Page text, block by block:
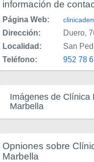
información de
Página Web:
Dirección:
Duero,
Localidad:
San
Teléfono:
952 78
Imágenes de Clínica
Marbella
Opniones sobre
Marbella